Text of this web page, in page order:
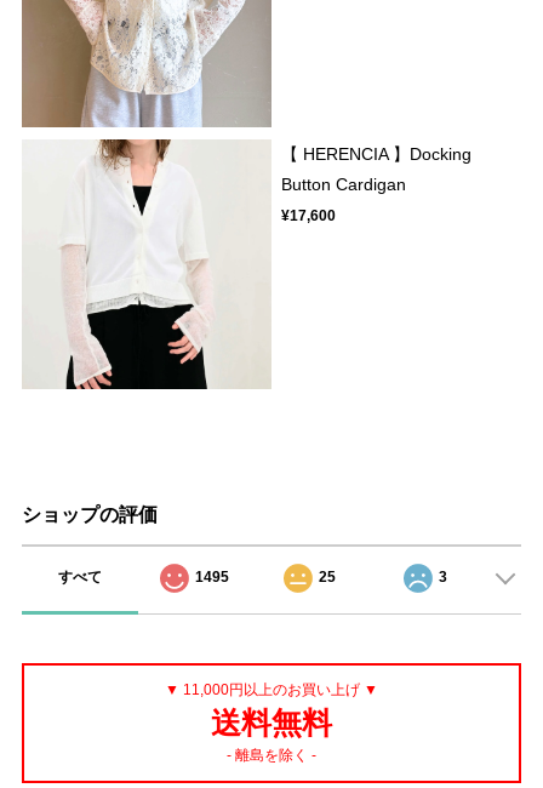
【 HERENCIA 】Docking
Button Cardigan
¥17,600
ショップの評価
すべて 1495 25 3
▼ 11,000円以上のお買い上げ ▼
送料無料
- 離島を除く -